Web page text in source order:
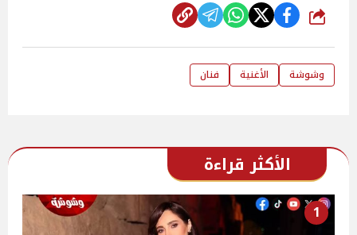
شارك
وشوشة الأغنية فنان
الأكثر قراءة
1